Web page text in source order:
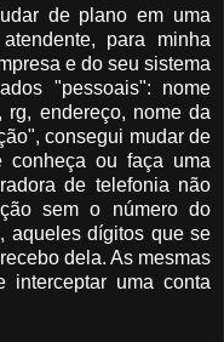
de plano em uma
para minha
e do seu sistema
"pessoais": nome
rg, endereço, nome da
consegui mudar de
ou faça uma
de telefonia não
sem o número do
aqueles dígitos que se
dela. As mesmas
interceptar uma conta